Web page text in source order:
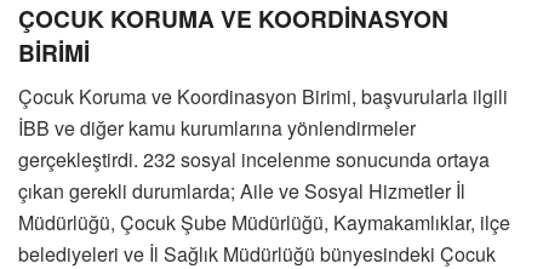
ÇOCUK KORUMA VE KOORDİNASYON
BİRİMİ
Çocuk Koruma ve Koordinasyon Birimi, başvurularla ilgili
İBB ve diğer kamu kurumlarına yönlendirmeler
gerçekleştirdi. 232 sosyal incelenme sonucunda ortaya
çıkan gerekli durumlarda; Aile ve Sosyal Hizmetler İl
Müdürlüğü, Çocuk Şube Müdürlüğü, Kaymakamlıklar, ilçe
belediyeleri ve İl Sağlık Müdürlüğü bünyesindeki Çocuk